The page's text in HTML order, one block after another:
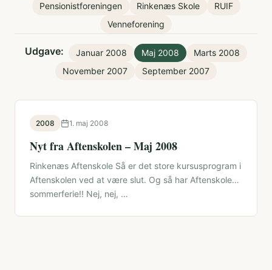
Pensionistforeningen
Rinkenæs Skole
RUIF
Venneforening
Udgave: Januar 2008 Maj 2008
Marts 2008
November 2007
September 2007
2008 1. maj 2008
Nyt fra Aftenskolen – Maj 2008
Rinkenæs Aftenskole Så er det store kursusprogram i
Aftenskolen ved at være slut. Og så har Aftenskolen
sommerferie!! Nej, nej, …